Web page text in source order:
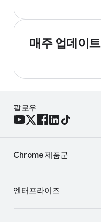
매주 업데이트
팔로우
Chrome 제품군
엔터프라이즈